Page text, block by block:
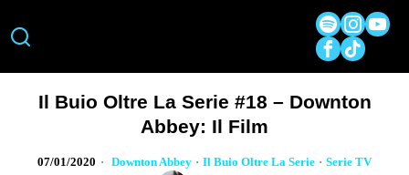
Il Buio Oltre La Serie #18 – Downton
Abbey: Il Film
07/01/2020 Downton Abbey · Il Buio Oltre La Serie · Serie TV